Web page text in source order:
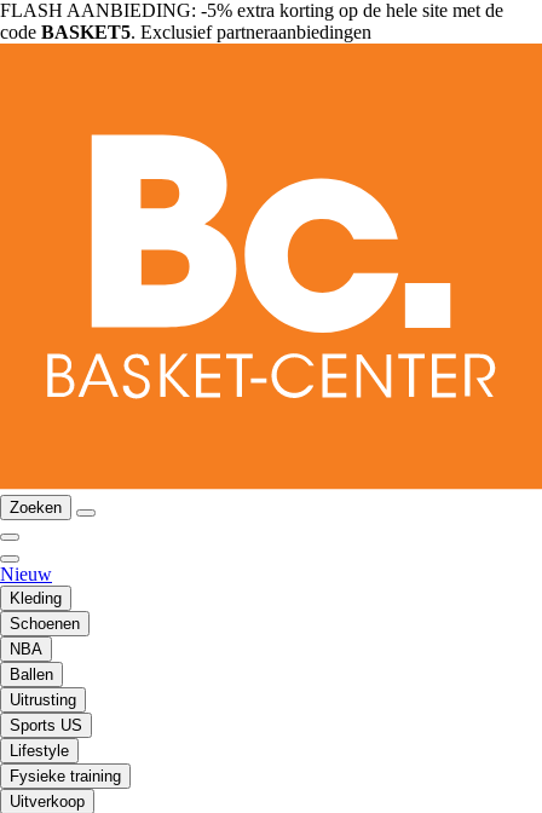
FLASH AANBIEDING: -5% extra korting op de hele site met de
code BASKET5. Exclusief partneraanbiedingen
Zoeken
Nieuw
Kleding
Schoenen
NBA
Ballen
Uitrusting
Sports US
Lifestyle
Fysieke training
Uitverkoop